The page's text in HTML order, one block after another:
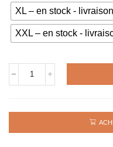
XL – en stock -
XXL – en stock -
quantité
rétro
MADRID